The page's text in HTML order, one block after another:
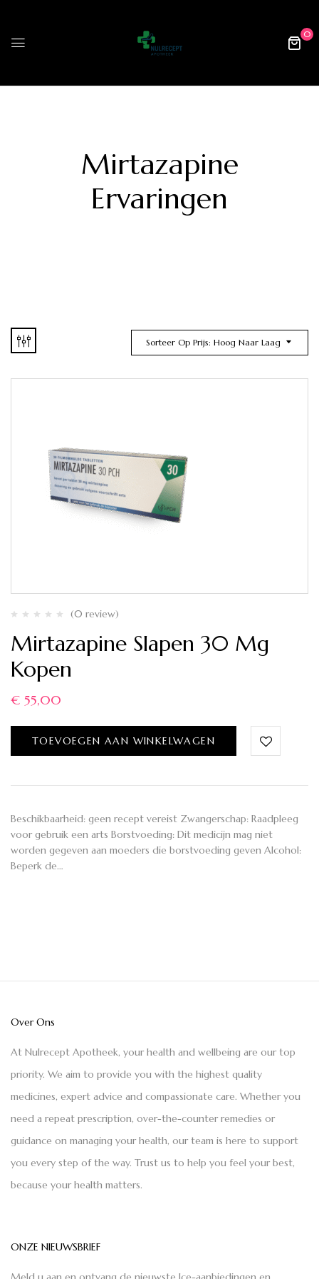
0
Mirtazapine
Ervaringen
Sorteer Op Prijs: Hoog Naar Laag
(0 review)
Mirtazapine Slapen 30 Mg
Kopen
€ 55,00
TOEVOEGEN AAN WINKELWAGEN
Beschikbaarheid: geen recept vereist Zwangerschap: Raadpleeg
voor gebruik een arts Borstvoeding: Dit medicijn mag niet
worden gegeven aan moeders die borstvoeding geven Alcohol:
Beperk de…
Over Ons
At Nulrecept Apotheek, your health and wellbeing are our top
priority. We aim to provide you with the highest quality
medicines, expert advice and compassionate care. Whether you
need a repeat prescription, over-the-counter remedies or
guidance on managing your health, our team is here to support
you every step of the way. Trust us to help you feel your best,
because your health matters.
ONZE NIEUWSBRIEF